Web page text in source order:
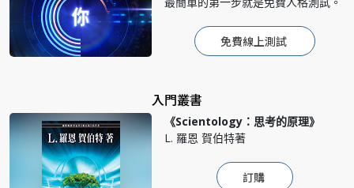
免費線上測試
入門叢書
《Scientology：思考的原理》
L. 羅恩 賀伯特著
訂購